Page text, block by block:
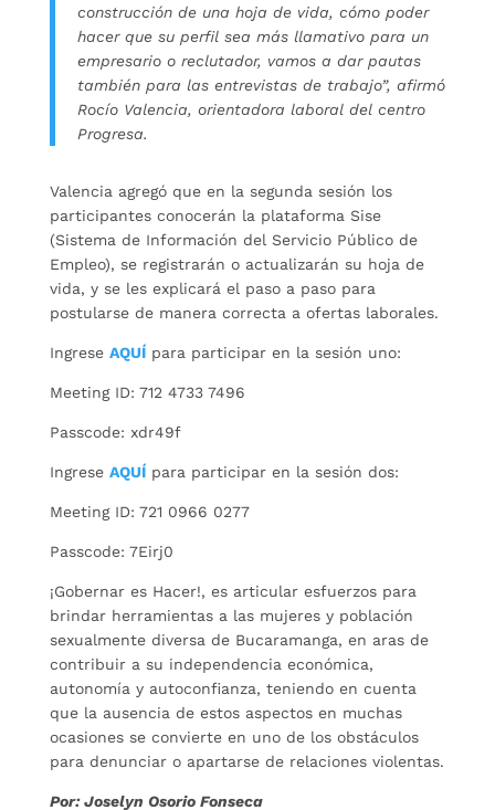
construcción de una hoja de vida, cómo poder
hacer que su perfil sea más llamativo para un
empresario o reclutador, vamos a dar pautas
también para las entrevistas de trabajo”, afirmó
Rocío Valencia, orientadora laboral del centro
Progresa.
Valencia agregó que en la segunda sesión los
participantes conocerán la plataforma Sise
(Sistema de Información del Servicio Público de
Empleo), se registrarán o actualizarán su hoja de
vida, y se les explicará el paso a paso para
postularse de manera correcta a ofertas laborales.
Ingrese AQUÍpara participar en la sesión uno:
Meeting ID: 712 4733 7496
Passcode: xdr49f
Ingrese AQUÍpara participar en la sesión dos:
Meeting ID: 721 0966 0277
Passcode: 7Eirj0
¡Gobernar es Hacer!, es articular esfuerzos para
brindar herramientas a las mujeres y población
sexualmente diversa de Bucaramanga, en aras de
contribuir a su independencia económica,
autonomía y autoconfianza, teniendo en cuenta
que la ausencia de estos aspectos en muchas
ocasiones se convierte en uno de los obstáculos
para denunciar o apartarse de relaciones violentas.
Por: Joselyn Osorio Fonseca